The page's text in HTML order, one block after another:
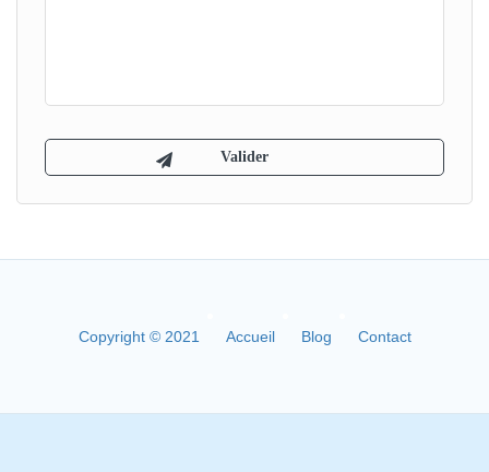
Copyright © 2021 Accueil Blog Contact